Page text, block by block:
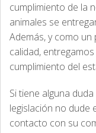
cumplimiento de la
animales se
Además, y como
calidad,
cumplimiento del
Si tiene alguna
legislación no dude
contacto con su